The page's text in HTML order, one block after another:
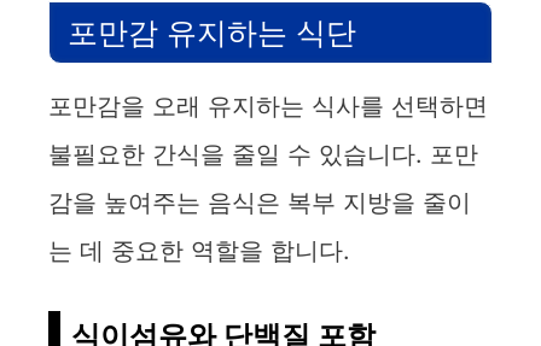
포만감 유지하는 식단
포만감을 오래 유지하는 식사를 선택하면
불필요한 간식을 줄일 수 있습니다. 포만
감을 높여주는 음식은 복부 지방을 줄이
는 데 중요한 역할을 합니다.
식이섬유와 단백질 포함